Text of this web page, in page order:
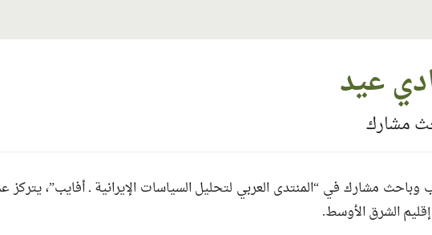
عيد
مشارك
وباحث مشارك في “المنتدى العربي لتحليل السياسات الإيرانية ـ أفايب”، يتركز
الشرق الأوسط.